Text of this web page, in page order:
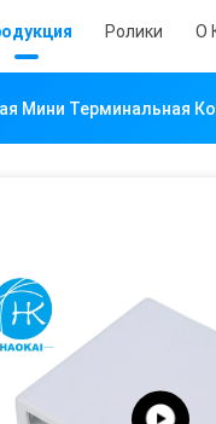
Ролики О
Мини Терминальная